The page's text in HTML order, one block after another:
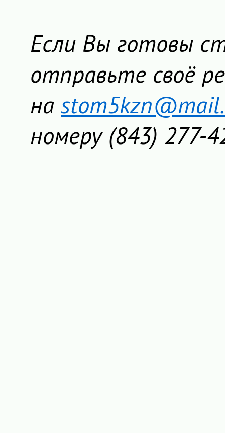
Если Вы готовы
отправьте своё
на
номеру (843) 277-